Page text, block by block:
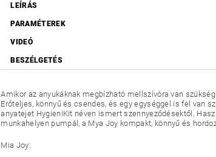
LEÍRÁS
PARAMÉTEREK
VIDEÓ
BESZÉLGETÉS
Amikor az anyukáknak megbízható mellszívóra van
Erőteljes, könnyű és csendes, és egy egységgel is fel van
anyatejet HygieniKit néven ismert szennyeződésektől.
munkahelyen pumpál, a Mya Joy kompakt, könnyű és
Mia Joy: